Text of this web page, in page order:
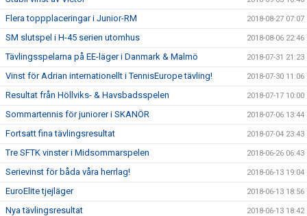
Flera toppplaceringar i Junior-RM 2018-08-27 07:07
SM slutspel i H-45 serien utomhus 2018-08-06 22:46
Tävlingsspelarna på EE-läger i Danmark & Malmö 2018-07-31 21:23
Vinst för Adrian internationellt i TennisEurope tävling! 2018-07-30 11:06
Resultat från Höllviks- & Havsbadsspelen 2018-07-17 10:00
Sommartennis för juniorer i SKANÖR 2018-07-06 13:44
Fortsatt fina tävlingsresultat 2018-07-04 23:43
Tre SFTK vinster i Midsommarspelen 2018-06-26 06:43
Serievinst för båda våra herrlag! 2018-06-13 19:04
EuroElite tjejläger 2018-06-13 18:56
Nya tävlingsresultat 2018-06-13 18:42